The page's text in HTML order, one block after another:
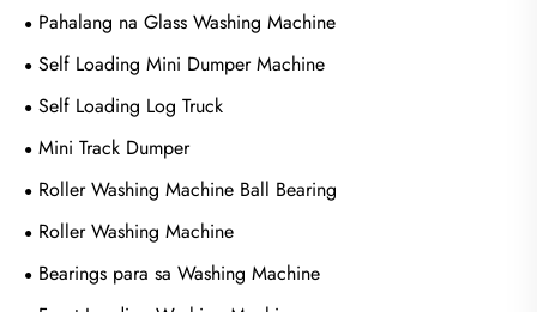
Pahalang na Glass Washing Machine
Self Loading Mini Dumper Machine
Self Loading Log Truck
Mini Track Dumper
Roller Washing Machine Ball Bearing
Roller Washing Machine
Bearings para sa Washing Machine